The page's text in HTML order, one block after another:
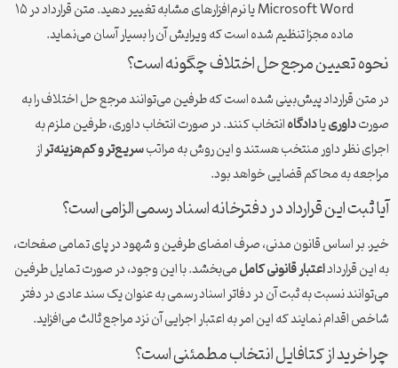
Microsoft Word یا نرم‌افزارهای مشابه تغییر دهید. متن قرارداد در ۱۵
ماده مجزا تنظیم شده است که ویرایش آن را بسیار آسان می‌نماید.
نحوه تعیین مرجع حل اختلاف چگونه است؟
در متن قرارداد پیش‌بینی شده است که طرفین می‌توانند مرجع حل اختلاف را به
صورتداورییادادگاهانتخاب کنند. در صورت انتخاب داوری، طرفین ملزم به
اجرای نظر داور منتخب هستند و این روش به مراتبسریع‌تر و کم‌هزینه‌تراز
مراجعه به محاکم قضایی خواهد بود.
آیا ثبت این قرارداد در دفترخانه اسناد رسمی الزامی است؟
خیر. بر اساس قانون مدنی، صرف امضای طرفین و شهود در پای تمامی صفحات،
به این قرارداداعتبار قانونی کاملمی‌بخشد. با این وجود، در صورت تمایل طرفین
می‌توانند نسبت به ثبت آن در دفاتر اسناد رسمی به عنوان یک سند عادی در دفتر
شاخص اقدام نمایند که این امر به اعتبار اجرایی آن نزد مراجع ثالث می‌افزاید.
چرا خرید از کتافایل انتخاب مطمئنی است؟